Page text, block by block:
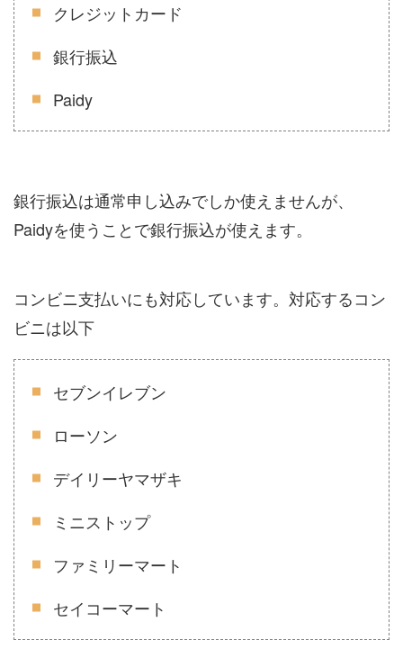
クレジットカード
銀行振込
Paidy
銀行振込は通常申し込みでしか使えませんが、
Paidyを使うことで銀行振込が使えます。
コンビニ支払いにも対応しています。対応するコン
ビニは以下
セブンイレブン
ローソン
デイリーヤマザキ
ミニストップ
ファミリーマート
セイコーマート